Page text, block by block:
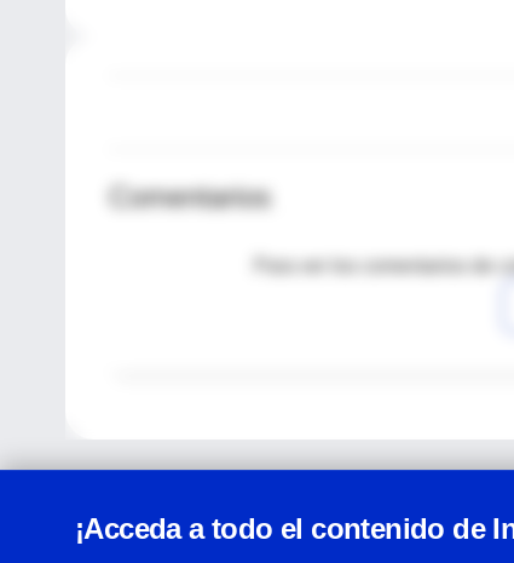
Comentarios
Para ver los comentarios de
¡Acceda a todo el contenido de